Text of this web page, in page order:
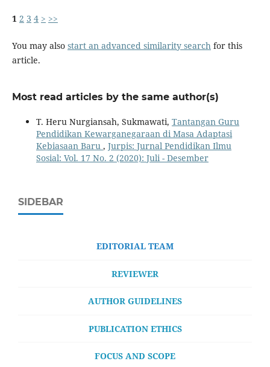
1 2 3 4 > >>
You may also start an advanced similarity search for this
article.
Most read articles by the same author(s)
T. Heru Nurgiansah, Sukmawati, Tantangan Guru
Pendidikan Kewarganegaraan di Masa Adaptasi
Kebiasaan Baru , Jurpis: Jurnal Pendidikan Ilmu
Sosial: Vol. 17 No. 2 (2020): Juli - Desember
SIDEBAR
EDITORIAL TEAM
REVIEWER
AUTHOR GUIDELINES
PUBLICATION ETHICS
FOCUS AND SCOPE